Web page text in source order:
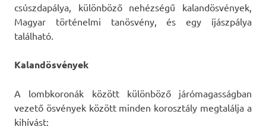
csúszdapálya, különböző nehézségű kalandösvények,
Magyar történelmi tanösvény, és egy íjászpálya
található.
Kalandösvények
A lombkoronák között különböző járómagasságban
vezető ösvények között minden korosztály megtalálja a
kihívást: